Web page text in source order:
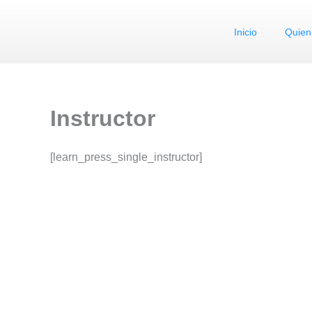
Inicio
Instructor
[learn_press_single_instructor]